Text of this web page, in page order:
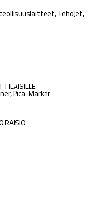
TehoJet,
Pica-Marker
RAISIO